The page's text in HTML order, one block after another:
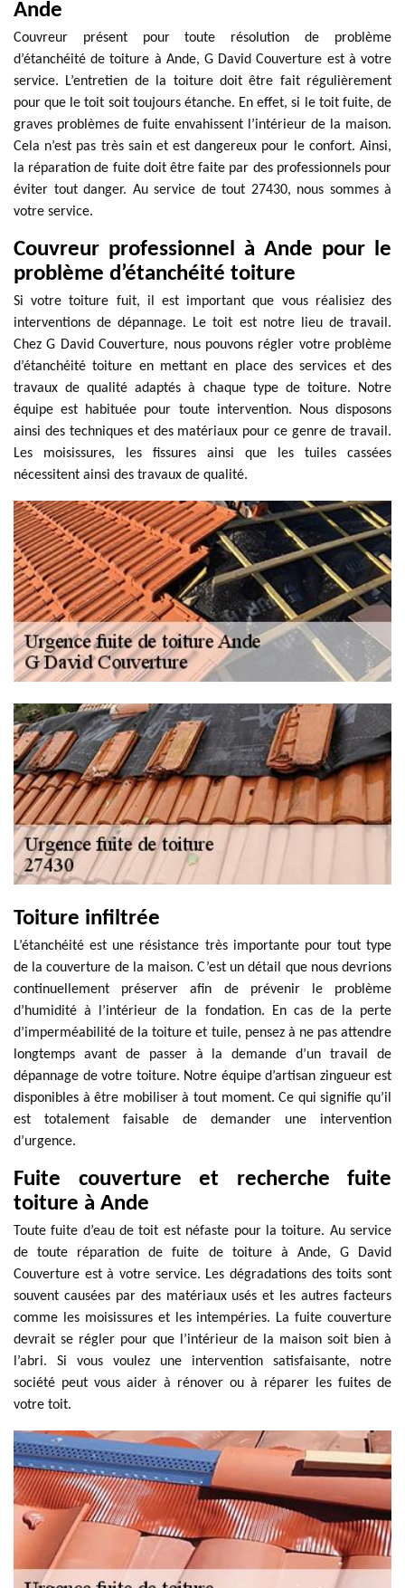
Ande
Couvreur présent pour toute résolution de problème
d’étanchéité de toiture à Ande, G David Couverture est à votre
service. L’entretien de la toiture doit être fait régulièrement
pour que le toit soit toujours étanche. En effet, si le toit fuite, de
graves problèmes de fuite envahissent l’intérieur de la maison.
Cela n’est pas très sain et est dangereux pour le confort. Ainsi,
la réparation de fuite doit être faite par des professionnels pour
éviter tout danger. Au service de tout 27430, nous sommes à
votre service.
Couvreur professionnel à Ande pour le
problème d’étanchéité toiture
Si votre toiture fuit, il est important que vous réalisiez des
interventions de dépannage. Le toit est notre lieu de travail.
Chez G David Couverture, nous pouvons régler votre problème
d’étanchéité toiture en mettant en place des services et des
travaux de qualité adaptés à chaque type de toiture. Notre
équipe est habituée pour toute intervention. Nous disposons
ainsi des techniques et des matériaux pour ce genre de travail.
Les moisissures, les fissures ainsi que les tuiles cassées
nécessitent ainsi des travaux de qualité.
Toiture infiltrée
L’étanchéité est une résistance très importante pour tout type
de la couverture de la maison. C’est un détail que nous devrions
continuellement préserver afin de prévenir le problème
d’humidité à l’intérieur de la fondation. En cas de la perte
d’imperméabilité de la toiture et tuile, pensez à ne pas attendre
longtemps avant de passer à la demande d’un travail de
dépannage de votre toiture. Notre équipe d’artisan zingueur est
disponibles à être mobiliser à tout moment. Ce qui signifie qu’il
est totalement faisable de demander une intervention
d’urgence.
Fuite couverture et recherche fuite
toiture à Ande
Toute fuite d’eau de toit est néfaste pour la toiture. Au service
de toute réparation de fuite de toiture à Ande, G David
Couverture est à votre service. Les dégradations des toits sont
souvent causées par des matériaux usés et les autres facteurs
comme les moisissures et les intempéries. La fuite couverture
devrait se régler pour que l’intérieur de la maison soit bien à
l’abri. Si vous voulez une intervention satisfaisante, notre
société peut vous aider à rénover ou à réparer les fuites de
votre toit.